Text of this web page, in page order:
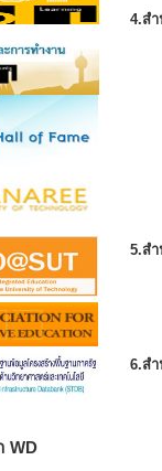
WD
4.ส
5.ส
6.ส